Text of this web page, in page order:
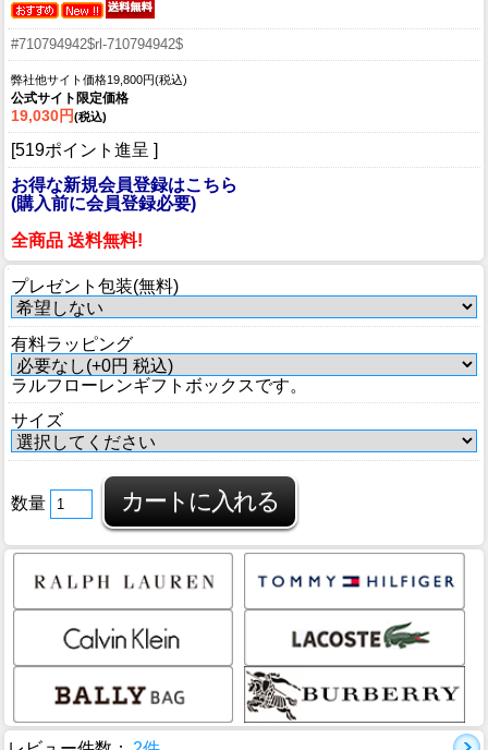
#710794942$rl-710794942$
弊社他サイト価格19,800円(税込)
公式サイト限定価格
19,030円(税込)
[519ポイント進呈 ]
お得な新規会員登録はこちら
(購入前に会員登録必要)
全商品 送料無料!
プレゼント包装(無料)
有料ラッピング
ラルフローレンギフトボックスです。
サイズ
数量